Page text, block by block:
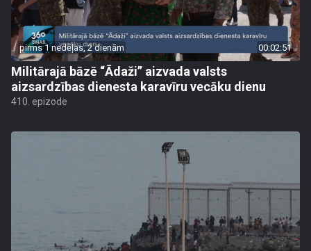
pirms 1 nedēļas, 2 dienām 00:02:51
Militārajā bāzē “Ādaži” aizvada valsts
aizsardzības dienesta karavīru vecāku dienu
410. epizode